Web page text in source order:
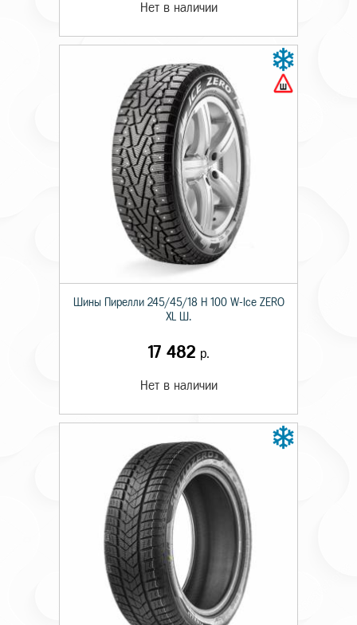
Нет в наличии
Шины Пирелли 245/45/18 H 100 W-Ice ZERO
XL Ш.
17 482 р.
Нет в наличии